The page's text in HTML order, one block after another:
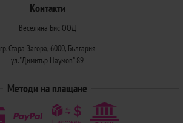
Контакти
Веселина Бис ООД
гр. Стара Загора, 6000, България
ул. "Димитър Наумов" 89
Методи на плащане